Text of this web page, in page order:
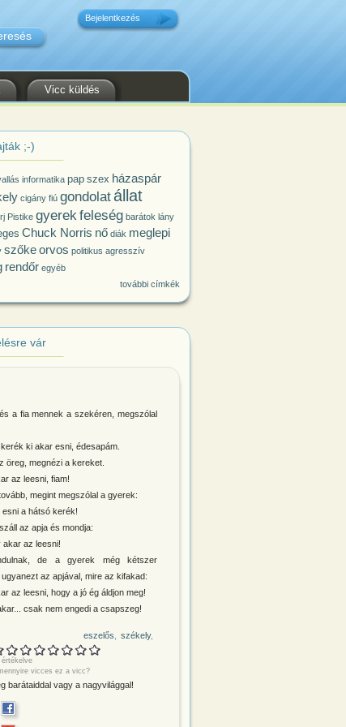
Vicc küldés
Bejelentkezés
;-)
informatika pap szex házaspár
cigány fiú gondolatállat
Pistike gyerekfeleség barátok lány
Chuck Norris nő diák meglepi
szőkeorvos politikus agresszív
rendőr egyéb
további címkék
vár
a fia mennek a szekéren, megszólal
ki akar esni, édesapám.
öreg, megnézi a kereket.
az leesni, fiam!
megint megszólal a gyerek:
a hátsó kerék!
az apja és mondja:
akar az leesni!
de a gyerek még kétszer
az apjával, mire az kifakad:
az leesni, hogy a jó ég áldjon meg!
csak nem engedi a csapszeg!
székely
eszelős
értékelve
vicces ez a vicc?
barátaiddal vagy a nagyvilággal!